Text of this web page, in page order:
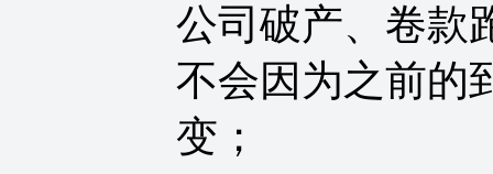
公司破产、卷款
不会因为之前的
变；